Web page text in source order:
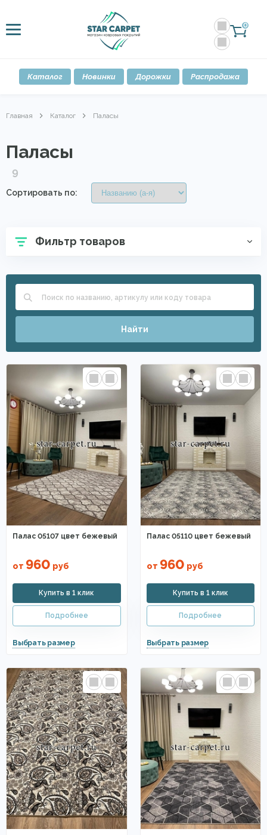
0
Каталог Новинки Дорожки Распродажа
Главная Каталог Паласы
Паласы
9
Сортировать по:
Фильтр товаров
Найти
Палас 05107 цвет бежевый
от 960 руб
Палас 05110 цвет бежевый
от 960 руб